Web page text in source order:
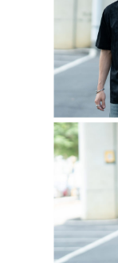
４．使用「AFTEE先
時審查核予不同之上
請求用戶進行身份認證。
５．嚴禁一人註冊多
恩沛科技股份有限公